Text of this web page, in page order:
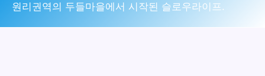
로
원리권역의 두들마을에서 시작된 슬로우라이프.